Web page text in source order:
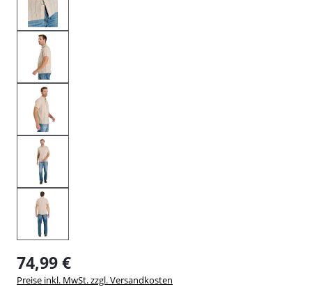
74,99 €
Preise inkl. MwSt. zzgl. Versandkosten